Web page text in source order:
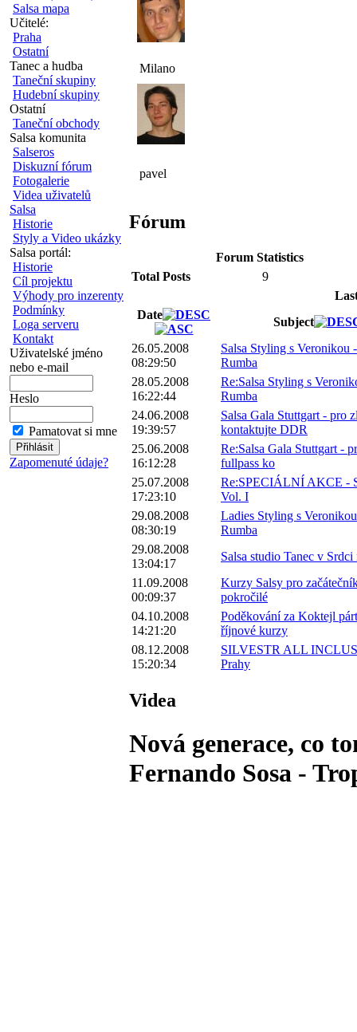
Salsa mapa
Učitelé:
Praha
Ostatní
Tanec a hudba
Taneční skupiny
Hudební skupiny
Ostatní
Taneční obchody
Salsa komunita
Salseros
Diskuzní fórum
Fotogalerie
Videa uživatelů
Salsa
Historie
Styly a Video ukázky
Salsa portál:
Historie
Cíl projektu
Výhody pro inzerenty
Podmínky
Loga serveru
Kontakt
Uživatelské jméno
nebo e-mail
Heslo
Pamatovat si mne
Zapomenuté údaje?
Milano
pavel
Fórum
Forum Statistics
Total Posts
9
Date
Subject
26.05.2008
08:29:50
Salsa Styling s Veronikou
Rumba
28.05.2008
16:22:44
Re:Salsa Styling s
Rumba
24.06.2008
19:39:57
Salsa Gala Stuttgart - pro
kontaktujte DDR
25.06.2008
16:12:28
Re:Salsa Gala Stuttgart -
fullpass ko
25.07.2008
17:23:10
Re:SPECIÁLNÍ AKCE -
Vol. I
29.08.2008
08:30:19
Ladies Styling s
Rumba
29.08.2008
13:04:17
Salsa studio Tanec v
11.09.2008
00:09:37
Kurzy Salsy pro
pokročilé
04.10.2008
14:21:20
Poděkování za Koktejl
říjnové kurzy
08.12.2008
15:20:34
SILVESTR ALL
Prahy
Videa
Nová generace, co
Fernando Sosa -